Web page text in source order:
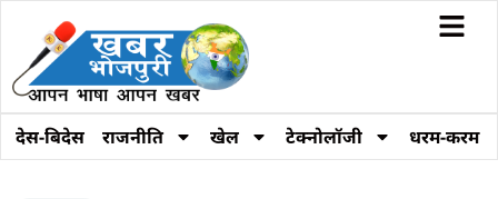
देस-बिदेस राजनीति खेल टेक्नोलॉजी धरम-करम